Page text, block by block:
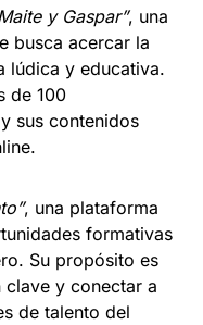
y Gaspar”, una
busca acercar la
lúdica y educativa.
de 100
sus contenidos
, una plataforma
formativas
Su propósito es
y conectar a
de talento del